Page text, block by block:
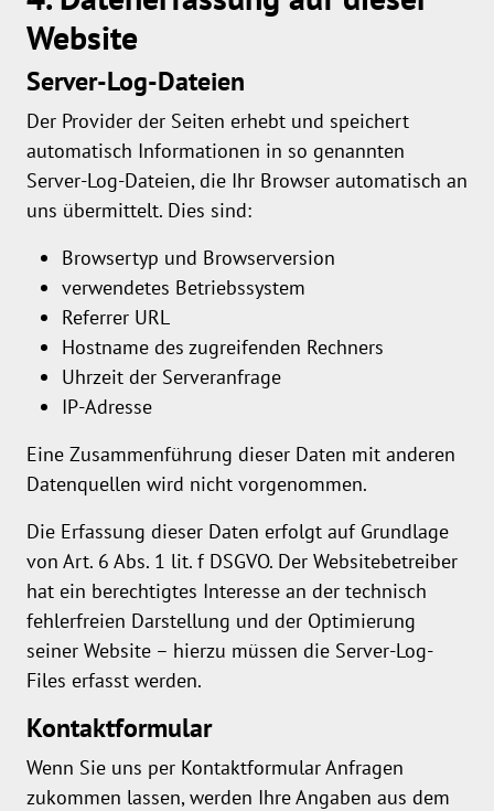
Website
Server-Log-Dateien
Der Provider der Seiten erhebt und speichert
automatisch Informationen in so genannten
Server-Log-Dateien, die Ihr Browser automatisch an
uns übermittelt. Dies sind:
Browsertyp und Browserversion
verwendetes Betriebssystem
Referrer URL
Hostname des zugreifenden Rechners
Uhrzeit der Serveranfrage
IP-Adresse
Eine Zusammenführung dieser Daten mit anderen
Datenquellen wird nicht vorgenommen.
Die Erfassung dieser Daten erfolgt auf Grundlage
von Art. 6 Abs. 1 lit. f DSGVO. Der Websitebetreiber
hat ein berechtigtes Interesse an der technisch
fehlerfreien Darstellung und der Optimierung
seiner Website – hierzu müssen die Server-Log-
Files erfasst werden.
Kontaktformular
Wenn Sie uns per Kontaktformular Anfragen
zukommen lassen, werden Ihre Angaben aus dem